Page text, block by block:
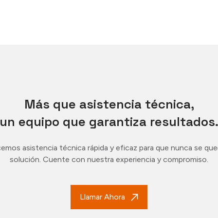
Más que asistencia técnica,
un equipo que garantiza resultados.
asistencia técnica rápida y eficaz para que nunca se
solución. Cuente con nuestra experiencia y compromiso.
Llamar Ahora